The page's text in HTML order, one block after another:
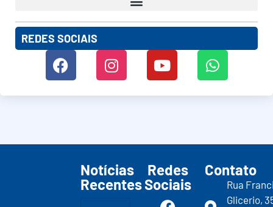
REDES SOCIAIS
Notícias
Recentes
Redes
Sociais
Contato
Rua
Glicerio,